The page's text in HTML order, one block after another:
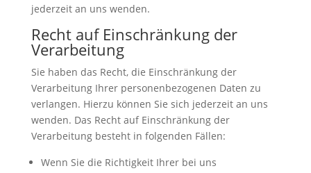
jederzeit an uns wenden.
Recht auf Einschränkung der
Verarbeitung
Sie haben das Recht, die Einschränkung der
Verarbeitung Ihrer personenbezogenen Daten zu
verlangen. Hierzu können Sie sich jederzeit an uns
wenden. Das Recht auf Einschränkung der
Verarbeitung besteht in folgenden Fällen:
Wenn Sie die Richtigkeit Ihrer bei uns